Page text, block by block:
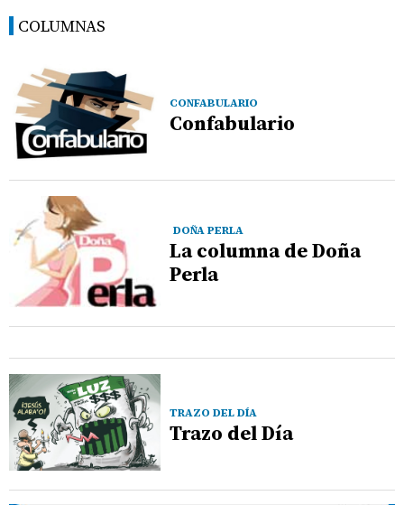
COLUMNAS
CONFABULARIO
Confabulario
DOÑA PERLA
La columna de Doña
Perla
TRAZO DEL DÍA
Trazo del Día